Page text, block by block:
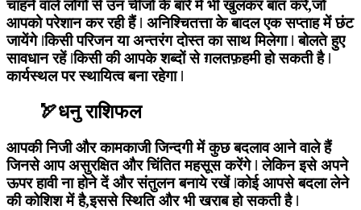
चाहने वाले लोगों से उन चीजों के बारे में भी खुलकर बात करें,जो
आपको परेशान कर रही हैं ǀ अनिश्चितत्ता के बादल एक सप्ताह में छंट
जायेंगे ǀकिसी परिजन या अन्तरंग दोस्त का साथ मिलेगा ǀ बोलते हुए
सावधान रहें ǀकिसी की आपके शब्दों से ग़लतफ़हमी हो सकती है ǀ
कार्यस्थल पर स्थायित्व बना रहेगा ǀ
🏹धनु राशिफल
आपकी निजी और कामकाजी जिन्दगी में कुछ बदलाव आने वाले हैं
जिनसे आप असुरक्षित और चिंतित महसूस करेंगे ǀ लेकिन इसे अपने
ऊपर हावी ना होने दें और संतुलन बनाये रखें ǀकोई आपसे बदला लेने
की कोशिश में है,इससे स्थिति और भी खराब हो सकती है ǀ